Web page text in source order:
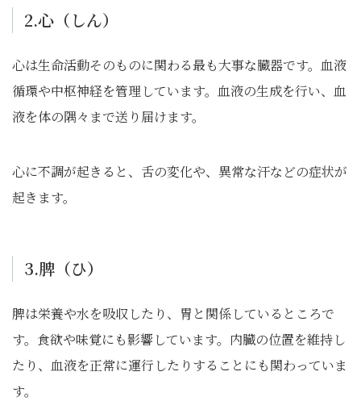
2.心（しん）
心は生命活動そのものに関わる最も大事な臓器です。血液
循環や中枢神経を管理しています。血液の生成を行い、血
液を体の隅々まで送り届けます。
心に不調が起きると、舌の変化や、異常な汗などの症状が
起きます。
3.脾（ひ）
脾は栄養や水を吸収したり、胃と関係しているところで
す。食欲や味覚にも影響しています。内臓の位置を維持し
たり、血液を正常に運行したりすることにも関わっていま
す。